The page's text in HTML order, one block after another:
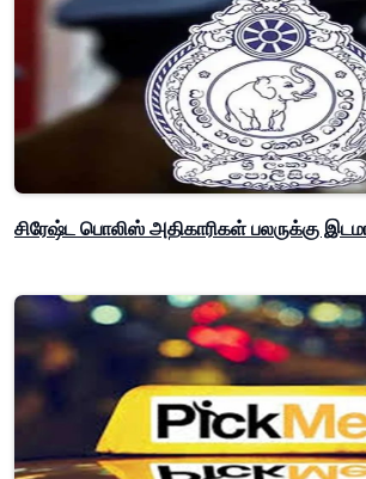
சிரேஷ்ட பொலிஸ் அதிகாரிகள் பலருக்கு